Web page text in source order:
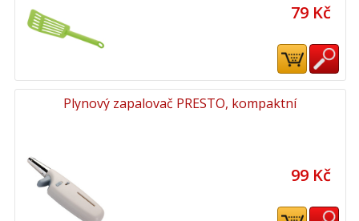
79 Kč
Plynový zapalovač PRESTO, kompaktní
99 Kč